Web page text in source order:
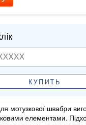
КУПИТЬ
мотузкової швабри
елементами.